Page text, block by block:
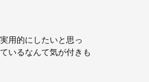
用的にしたいと思っ
いるなんて気が付きも